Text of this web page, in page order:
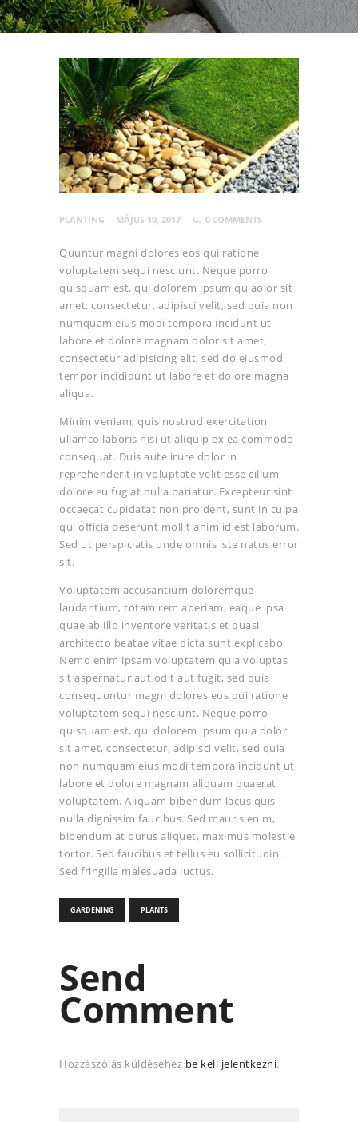
PLANTING MÁJUS 10, 2017 0 COMMENTS
Quuntur magni dolores eos qui ratione
voluptatem sequi nesciunt. Neque porro
quisquam est, qui dolorem ipsum quiaolor sit
amet, consectetur, adipisci velit, sed quia non
numquam eius modi tempora incidunt ut
labore et dolore magnam dolor sit amet,
consectetur adipisicing elit, sed do eiusmod
tempor incididunt ut labore et dolore magna
aliqua.
Minim veniam, quis nostrud exercitation
ullamco laboris nisi ut aliquip ex ea commodo
consequat. Duis aute irure dolor in
reprehenderit in voluptate velit esse cillum
dolore eu fugiat nulla pariatur. Excepteur sint
occaecat cupidatat non proident, sunt in culpa
qui officia deserunt mollit anim id est laborum.
Sed ut perspiciatis unde omnis iste natus error
sit.
Voluptatem accusantium doloremque
laudantium, totam rem aperiam, eaque ipsa
quae ab illo inventore veritatis et quasi
architecto beatae vitae dicta sunt explicabo.
Nemo enim ipsam voluptatem quia voluptas
sit aspernatur aut odit aut fugit, sed quia
consequuntur magni dolores eos qui ratione
voluptatem sequi nesciunt. Neque porro
quisquam est, qui dolorem ipsum quia dolor
sit amet, consectetur, adipisci velit, sed quia
non numquam eius modi tempora incidunt ut
labore et dolore magnam aliquam quaerat
voluptatem. Aliquam bibendum lacus quis
nulla dignissim faucibus. Sed mauris enim,
bibendum at purus aliquet, maximus molestie
tortor. Sed faucibus et tellus eu sollicitudin.
Sed fringilla malesuada luctus.
GARDENING PLANTS
Send
Comment
Hozzászólás küldéséhez be kell jelentkezni.